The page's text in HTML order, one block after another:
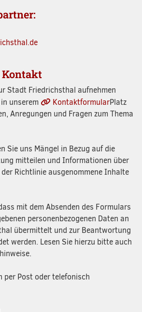
Kontakt
Stadt Friedrichsthal aufnehmen
unserem
KontaktformularPlatz
Anregungen und Fragen zum Thema
Sie uns Mängel in Bezug auf die
mitteilen und Informationen über
Richtlinie ausgenommene Inhalte
mit dem Absenden des Formulars
personenbezogenen Daten an
übermittelt und zur Beantwortung
werden. Lesen Sie hierzu bitte auch
per Post oder telefonisch